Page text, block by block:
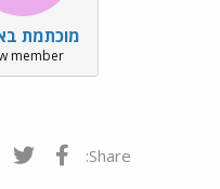
מוכתמת
member
Share: פייסבוק